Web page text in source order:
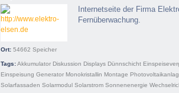
Internetseite der Firma
Fernüberwachung.
Ort: 54662 Speicher
Tags:Akkumulator Diskussion Displays Dünnschicht
Einspeisung Generator Monokristallin Montage
Solarfassaden Solarmodul Solarstrom Sonnenenergie